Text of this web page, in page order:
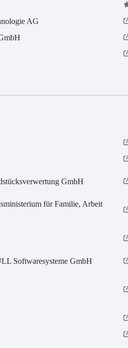
AG
GmbH
für Familie, Arbeit
Softwaresysteme GmbH